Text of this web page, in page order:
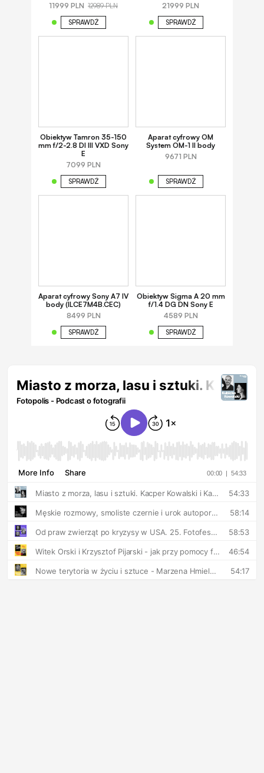
11999 PLN 12989 PLN
SPRAWDŹ
21999 PLN
SPRAWDŹ
Obiektyw Tamron 35-150
mm f/2-2.8 DI III VXD Sony
E
7099 PLN
SPRAWDŹ
Aparat cyfrowy OM
System OM-1 II body
9671 PLN
SPRAWDŹ
Aparat cyfrowy Sony A7 IV
body (ILCE7M4B.CEC)
8499 PLN
SPRAWDŹ
Obiektyw Sigma A 20 mm
f/1.4 DG DN Sony E
4589 PLN
SPRAWDŹ